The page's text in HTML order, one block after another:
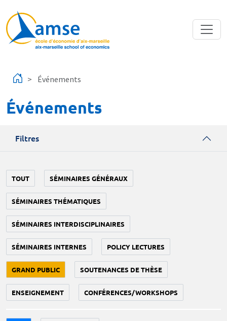
Événements
Événements
Filtres
TOUT SÉMINAIRES GÉNÉRAUX
SÉMINAIRES THÉMATIQUES
SÉMINAIRES INTERDISCIPLINAIRES
SÉMINAIRES INTERNES POLICY LECTURES
GRAND PUBLIC SOUTENANCES DE THÈSE
ENSEIGNEMENT CONFÉRENCES/WORKSHOPS